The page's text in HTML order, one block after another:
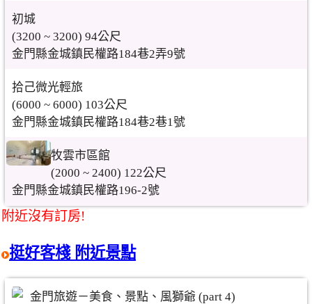
初城
(3200 ~ 3200) 94公尺
金門縣金城鎮民權路184巷2弄9號
拾己微光輕旅
(6000 ~ 6000) 103公尺
金門縣金城鎮民權路184巷2巷1號
牧雲市區館
(2000 ~ 2400) 122公尺
金門縣金城鎮民權路196-2號
附近沒有訂房!
挺好客棧 附近景點
金門旅遊－美食、景點、風獅爺 (part 4)